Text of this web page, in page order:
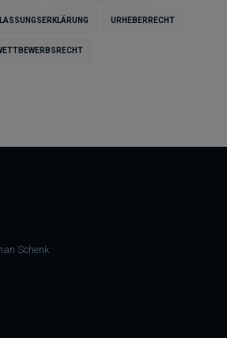
URHEBERRECHT
Schenk